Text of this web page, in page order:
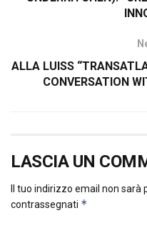
ALLA LUISS
CONVERSATION
LASCIA UN
Il tuo indirizzo email non sarà
contrassegnati *